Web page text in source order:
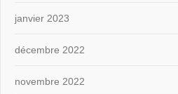
janvier 2023
décembre 2022
novembre 2022